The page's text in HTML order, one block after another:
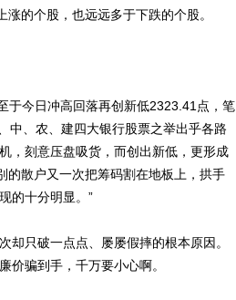
的个股，也远远多于下跌的个股。
今日冲高回落再创新低2323.41点，笔
中、农、建四大银行股票之举出乎各路
，刻意压盘吸货，而创出新低，更形成
的散户又一次把筹码割在地板上，拱手
的十分明显。”
只破一点点、屡屡假摔的根本原因。
价骗到手，千万要小心啊。